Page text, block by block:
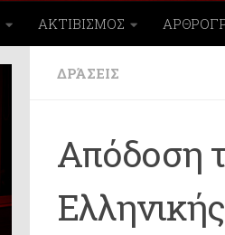
ΑΚΤΙΒΙΣΜΟΣ
ΔΡΆΣΕΙΣ
Απόδοση